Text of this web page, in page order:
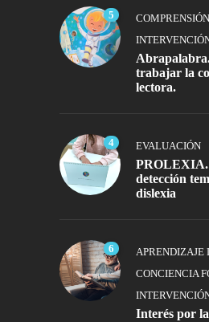
5
trabajar la
lectora.
4 EVALUACIÓN
PROLEXIA.
detección
dislexia
6 APRENDIZAJE
CONCIENCIA
Interés por